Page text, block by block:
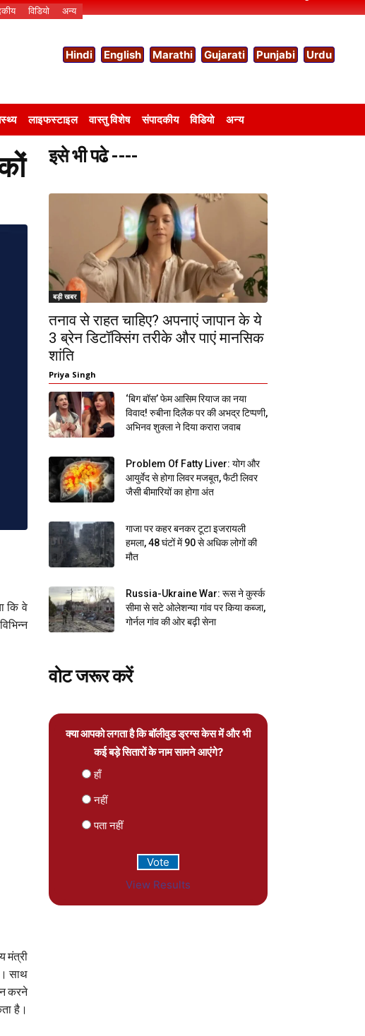
विडियो अन्य
Hindi English Marathi Gujarati Punjabi Urdu
लाइफस्टाइल वास्तु विशेष संपादकीय विडियो अन्य
कि वे
मंत्री
साथ
करने
है।
इसे भी पढे ----
बड़ी खबर
तनाव से राहत चाहिए? अपनाएं जापान के ये
3 ब्रेन डिटॉक्सिंग तरीके और पाएं मानसिक
शांति
Priya Singh
‘बिग बॉस’ फेम आसिम रियाज का नया
विवाद! रुबीना दिलैक पर की अभद्र टिप्पणी,
अभिनव शुक्ला ने दिया करारा जवाब
Problem Of Fatty Liver: योग और
आयुर्वेद से होगा लिवर मजबूत, फैटी लिवर
जैसी बीमारियों का होगा अंत
गाजा पर कहर बनकर टूटा इजरायली
हमला, 48 घंटों में 90 से अधिक लोगों की
मौत
Russia-Ukraine War: रूस ने कुर्स्क
सीमा से सटे ओलेशन्या गांव पर किया कब्जा,
गोर्नल गांव की ओर बढ़ी सेना
वोट जरूर करें
क्या आपको लगता है कि बॉलीवुड ड्रग्स केस में और भी
कई बड़े सितारों के नाम सामने आएंगे?
हाँ
नहीं
पता नहीं
View Results